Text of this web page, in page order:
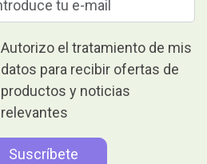
Autorizo el tratamiento de mis
datos para recibir ofertas de
productos y noticias
relevantes